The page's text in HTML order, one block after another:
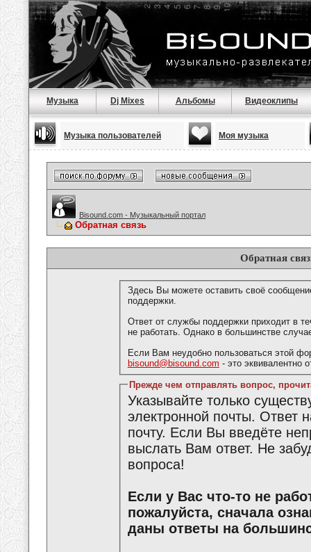
Музыка Dj Mixes Альбомы Видеоклипы
Музыка пользователей Моя музыка
Bisound.com - Музыкальный портал
Обратная связь
Обратная
Здесь Вы можете оставить своё
поддержки.
Ответ от службы поддержки приходит в
не работать. Однако в большинстве
Если Вам неудобно пользоваться этой
bisound@bisound.com - это эквивалентно
Прежде чем отправлять вопрос,
Указывайте только
электронной почты. Ответ
почту. Если Вы введёте
выслать Вам ответ. Не
вопроса!
Если у Вас что-то не работает или что-то не получается,
пожалуйста, сначала
даны ответы на